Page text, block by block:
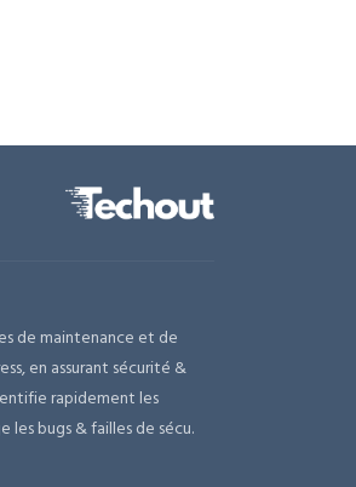
de maintenance et de
en assurant sécurité &
rapidement les
les bugs & failles de sécu.